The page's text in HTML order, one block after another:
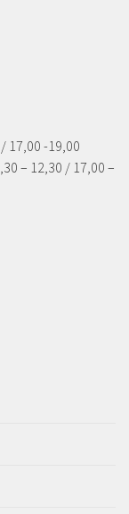
17,00 -19,00
– 12,30 / 17,00 –